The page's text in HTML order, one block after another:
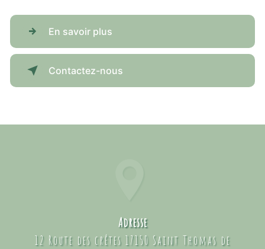
En savoir plus
Contactez-nous
Adresse
12 Route des crêtes 17150 Saint Thomas de